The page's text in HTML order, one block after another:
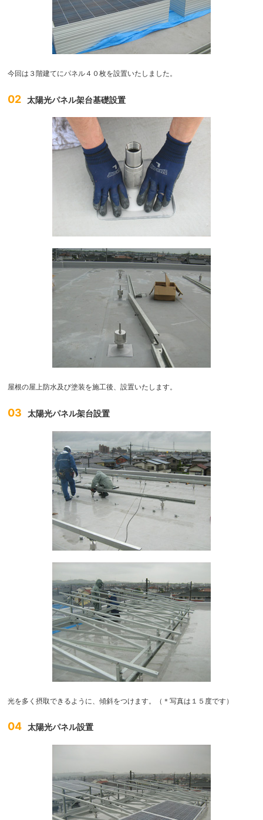
今回は３階建てにパネル４０枚を設置いたしました。
02 太陽光パネル架台基礎設置
屋根の屋上防水及び塗装を施工後、設置いたします。
03 太陽光パネル架台設置
光を多く摂取できるように、傾斜をつけます。（＊写真は１５度です）
04 太陽光パネル設置